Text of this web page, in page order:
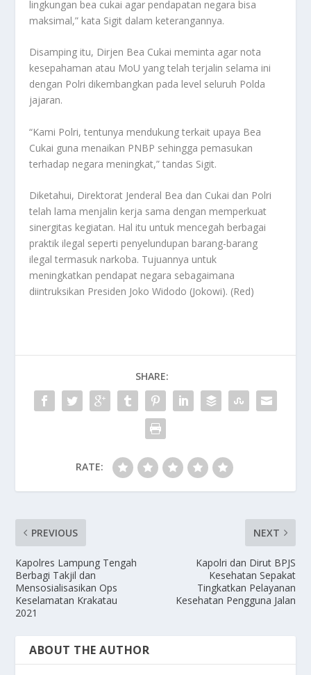
lingkungan bea cukai agar pendapatan negara bisa
maksimal,” kata Sigit dalam keterangannya.
Disamping itu, Dirjen Bea Cukai meminta agar nota
kesepahaman atau MoU yang telah terjalin selama ini
dengan Polri dikembangkan pada level seluruh Polda
jajaran.
“Kami Polri, tentunya mendukung terkait upaya Bea
Cukai guna menaikan PNBP sehingga pemasukan
terhadap negara meningkat,” tandas Sigit.
Diketahui, Direktorat Jenderal Bea dan Cukai dan Polri
telah lama menjalin kerja sama dengan memperkuat
sinergitas kegiatan. Hal itu untuk mencegah berbagai
praktik ilegal seperti penyelundupan barang-barang
ilegal termasuk narkoba. Tujuannya untuk
meningkatkan pendapat negara sebagaimana
diintruksikan Presiden Joko Widodo (Jokowi). (Red)
SHARE:
RATE:
PREVIOUS
Kapolres Lampung Tengah
Berbagi Takjil dan
Mensosialisasikan Ops
Keselamatan Krakatau
2021
NEXT
Kapolri dan Dirut BPJS
Kesehatan Sepakat
Tingkatkan Pelayanan
Kesehatan Pengguna Jalan
ABOUT THE AUTHOR